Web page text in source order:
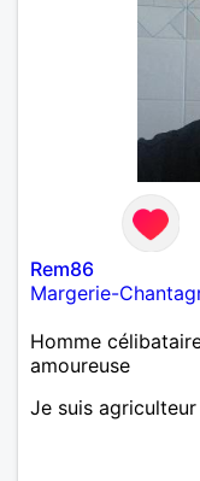
Rem86
Margerie-
Homme
amoureuse
Je suis